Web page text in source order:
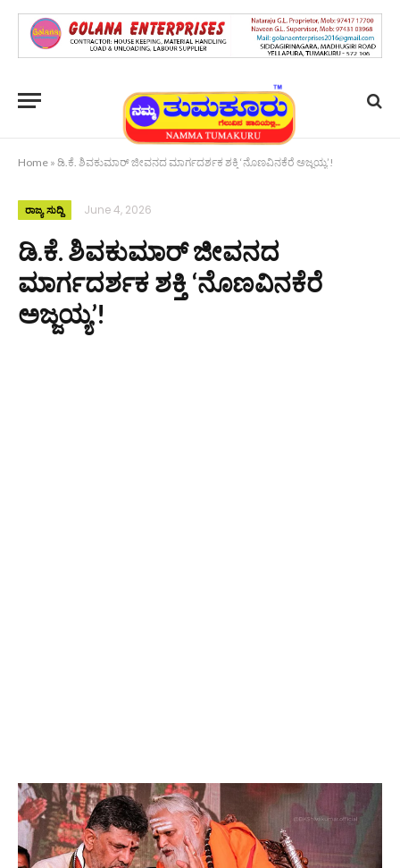
Home » ಡಿ.ಕೆ. ಶಿವಕುಮಾರ್ ಜೀವನದ ಮಾರ್ಗದರ್ಶಕ ಶಕ್ತಿ ‘ನೊಣವಿನಕೆರೆ ಅಜ್ಜಯ್ಯ’!
ರಾಜ್ಯ ಸುದ್ದಿ June 4, 2026
ಡಿ.ಕೆ. ಶಿವಕುಮಾರ್ ಜೀವನದ
ಮಾರ್ಗದರ್ಶಕ ಶಕ್ತಿ ‘ನೊಣವಿನಕೆರೆ
ಅಜ್ಜಯ್ಯ’!